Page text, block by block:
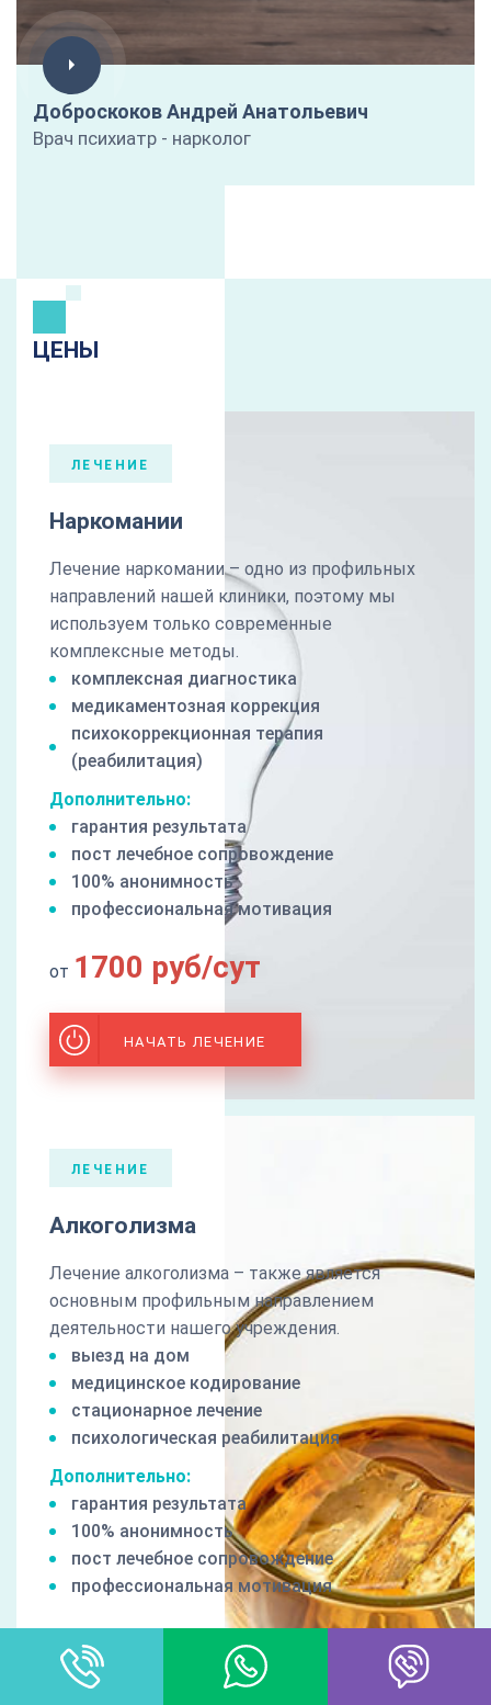
Доброскоков Андрей Анатольевич
Врач психиатр - нарколог
ЦЕНЫ
ЛЕЧЕНИЕ
Наркомании
Лечение наркомании – одно из профильных
направлений нашей клиники, поэтому мы
используем только современные
комплексные методы.
комплексная диагностика
медикаментозная коррекция
психокоррекционная терапия
(реабилитация)
Дополнительно:
гарантия результата
пост лечебное сопровождение
100% анонимность
профессиональная мотивация
от 1700 руб/сут
НАЧАТЬ ЛЕЧЕНИЕ
ЛЕЧЕНИЕ
Алкоголизма
Лечение алкоголизма – также является
основным профильным направлением
деятельности нашего учреждения.
выезд на дом
медицинское кодирование
стационарное лечение
психологическая реабилитация
Дополнительно:
гарантия результата
100% анонимность
пост лечебное сопровождение
профессиональная мотивация
от1650 руб/сут